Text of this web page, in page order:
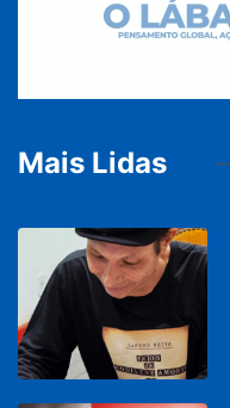
Mais Lidas